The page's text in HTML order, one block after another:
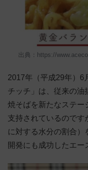
出典：https://
2017年（平成29年）6
チッチ」は、従来の
焼そばを新たなステー
支持されているのです
に対する水分の割合）
開発にも成功したエー